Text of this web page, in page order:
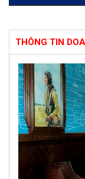
THÔNG TIN